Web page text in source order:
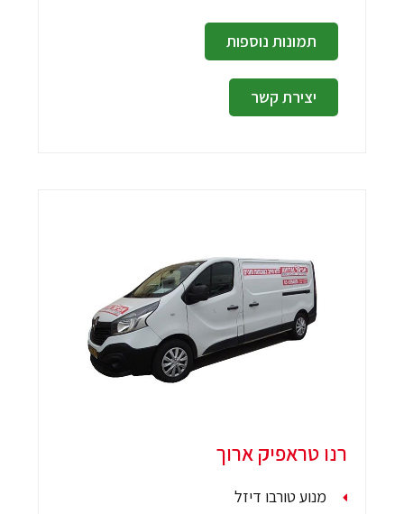
תמונות נוספות
יצירת קשר
רנו טראפיק ארוך
מנוע טורבו דיזל